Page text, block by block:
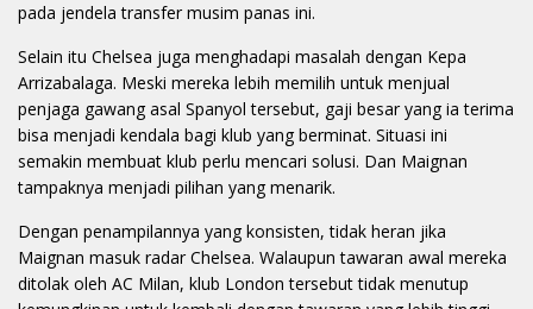
pada jendela transfer musim panas ini.
Selain itu Chelsea juga menghadapi masalah dengan Kepa
Arrizabalaga. Meski mereka lebih memilih untuk menjual
penjaga gawang asal Spanyol tersebut, gaji besar yang ia terima
bisa menjadi kendala bagi klub yang berminat. Situasi ini
semakin membuat klub perlu mencari solusi. Dan Maignan
tampaknya menjadi pilihan yang menarik.
Dengan penampilannya yang konsisten, tidak heran jika
Maignan masuk radar Chelsea. Walaupun tawaran awal mereka
ditolak oleh AC Milan, klub London tersebut tidak menutup